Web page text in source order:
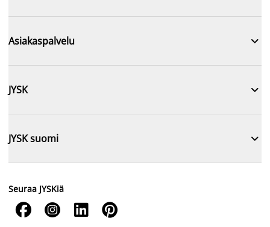
Asiakaspalvelu 
JYSK 
JYSK suomi 
Seuraa JYSKiä
   